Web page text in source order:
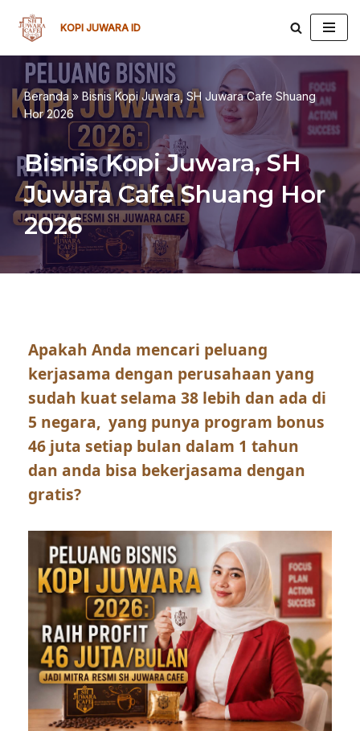
Lompat
konten
KOPI JUWARA ID
Beranda » Bisnis Kopi Juwara, SH Juwara Cafe Shuang
Hor 2026
Bisnis Kopi Juwara, SH
Juwara Cafe Shuang Hor
2026
Apakah Anda mencari peluang
kerjasama dengan perusahaan yang
sudah kuat selama 38 lebih dan ada di
5 negara, yang punya program bonus
46 juta setiap bulan dalam 1 tahun
dan anda bisa bekerjasama dengan
gratis?